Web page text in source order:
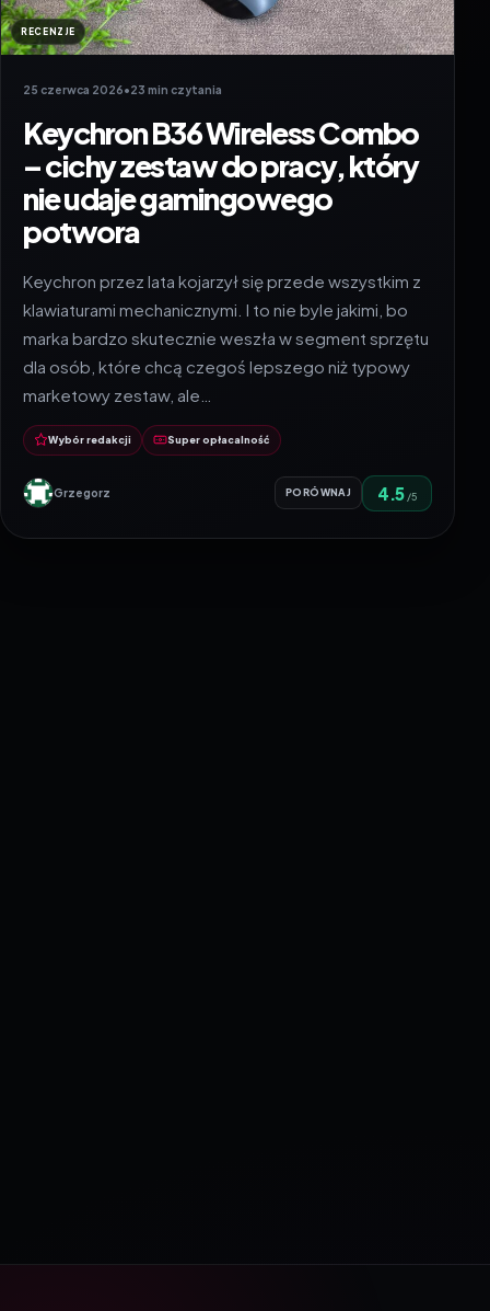
RECENZJE
25 czerwca 2026•23 min czytania
Keychron B36 Wireless Combo
– cichy zestaw do pracy, który
nie udaje gamingowego
potwora
Keychron przez lata kojarzył się przede wszystkim z
klawiaturami mechanicznymi. I to nie byle jakimi, bo
marka bardzo skutecznie weszła w segment sprzętu
dla osób, które chcą czegoś lepszego niż typowy
marketowy zestaw, ale…
Wybór redakcji Super opłacalność
Grzegorz PORÓWNAJ 4.5 /5